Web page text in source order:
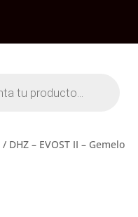
/ DHZ – EVOST II – Gemelo